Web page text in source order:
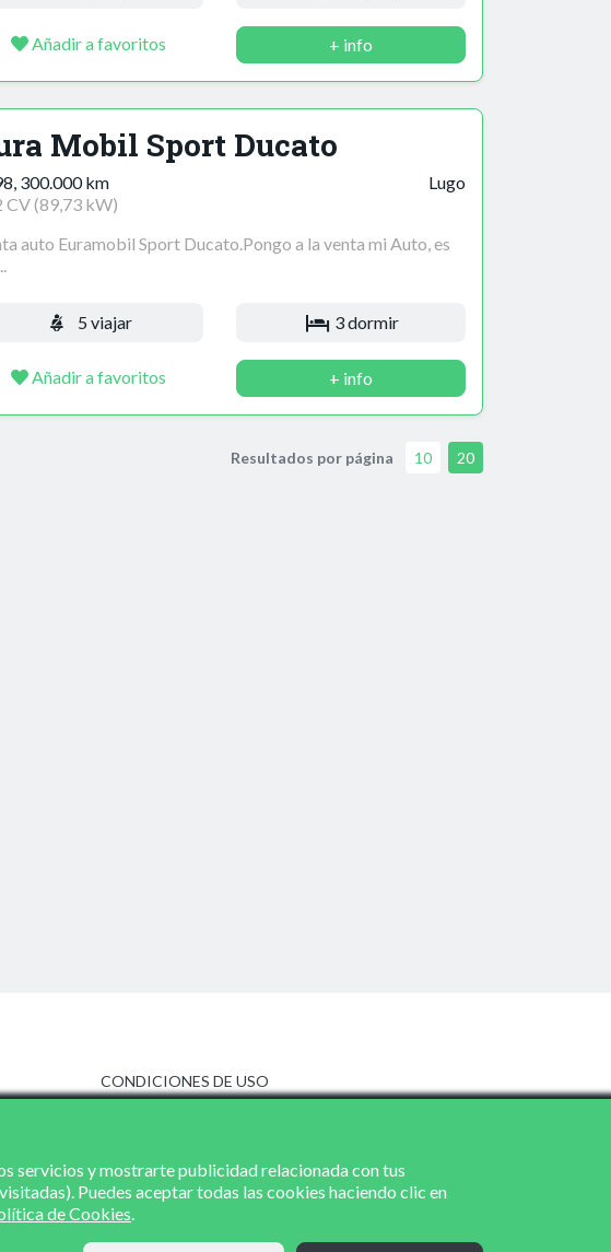
Añadir a favoritos + info
Mobil Sport Ducato
300.000 km
CV (89,73 kW)
Lugo
auto Euramobil Sport Ducato.Pongo a la venta mi Auto, es
5 viajar 3 dormir
Añadir a favoritos + info
Resultados por página 10 20
CONDICIONES DE USO
POLÍTICA DE COOKIES
servicios y mostrarte publicidad relacionada con tus
Puedes aceptar todas las cookies haciendo clic en
de Cookies.